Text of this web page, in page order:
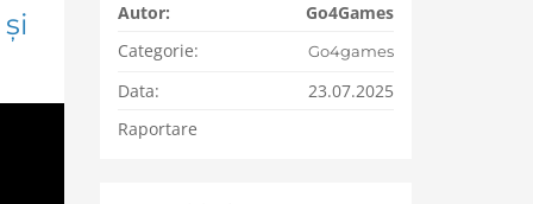
Autor:
Go4Games
Categorie:
Go4games
Data:
23.07.2025
Raportare